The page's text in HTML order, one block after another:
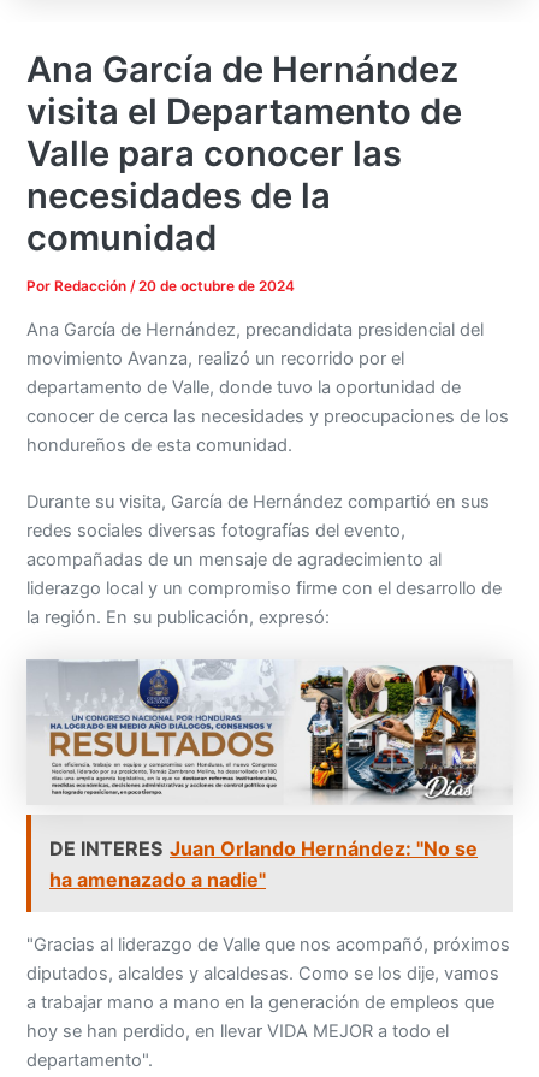
Ana García de Hernández
visita el Departamento de
Valle para conocer las
necesidades de la
comunidad
Por Redacción/20 de octubre de 2024
Ana García de Hernández, precandidata presidencial del
movimiento Avanza, realizó un recorrido por el
departamento de Valle, donde tuvo la oportunidad de
conocer de cerca las necesidades y preocupaciones de los
hondureños de esta comunidad.
Durante su visita, García de Hernández compartió en sus
redes sociales diversas fotografías del evento,
acompañadas de un mensaje de agradecimiento al
liderazgo local y un compromiso firme con el desarrollo de
la región. En su publicación, expresó:
DE INTERES Juan Orlando Hernández: "No se
ha amenazado a nadie"
"Gracias al liderazgo de Valle que nos acompañó, próximos
diputados, alcaldes y alcaldesas. Como se los dije, vamos
a trabajar mano a mano en la generación de empleos que
hoy se han perdido, en llevar VIDA MEJOR a todo el
departamento".